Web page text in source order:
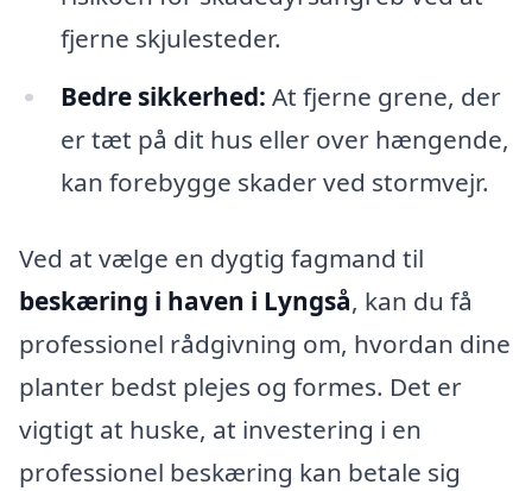
fjerne skjulesteder.
Bedre sikkerhed: At fjerne grene, der
er tæt på dit hus eller over hængende,
kan forebygge skader ved stormvejr.
Ved at vælge en dygtig fagmand til
beskæring i haven i Lyngså, kan du få
professionel rådgivning om, hvordan dine
planter bedst plejes og formes. Det er
vigtigt at huske, at investering i en
professionel beskæring kan betale sig